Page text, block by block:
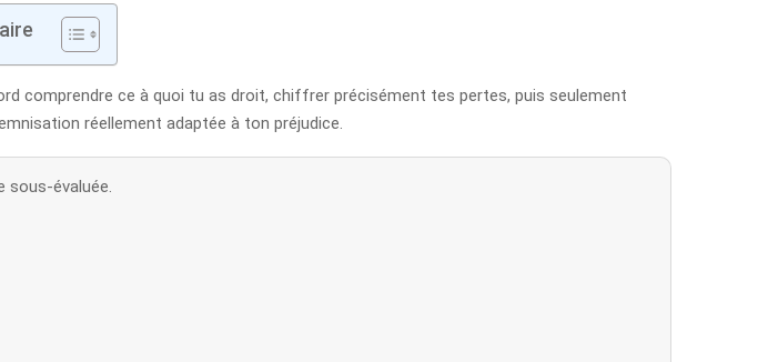
comprendre ce à quoi tu as droit, chiffrer précisément tes pertes, puis seulement
réellement adaptée à ton préjudice.
sous-évaluée.